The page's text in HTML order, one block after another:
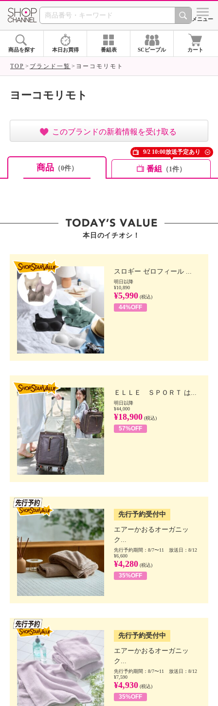
SHOP CHANNEL ショッ
メニュー
商品を探す 本日お買得 番組表 SCピープル カート
TOP ブランド一覧 ヨーコモリモト
ヨーコモリモト
このブランドの新着情報を受け取る
商品（0件） 番組 （1件）
9/2 10:00放送予定あり
本日のイチオシ！
スロギー ゼロフィール ...
明日以降
¥10,890
¥5,990 (税込)
44%OFF
ＥＬＬＥ ＳＰＯＲＴ は...
明日以降
¥44,000
¥18,900 (税込)
57%OFF
先行予約受付中
エアーかおるオーガニッ
ク...
先行予約期間：8/7〜11 放送日：8/12
¥6,600
¥4,280 (税込)
35%OFF
先行予約受付中
エアーかおるオーガニッ
ク...
先行予約期間：8/7〜11 放送日：8/12
¥7,590
¥4,930 (税込)
35%OFF